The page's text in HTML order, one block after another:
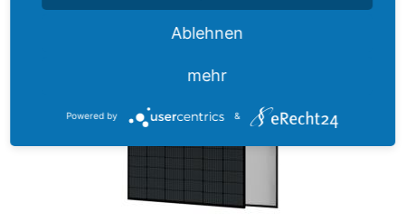
Ablehnen
mehr
Powered by &